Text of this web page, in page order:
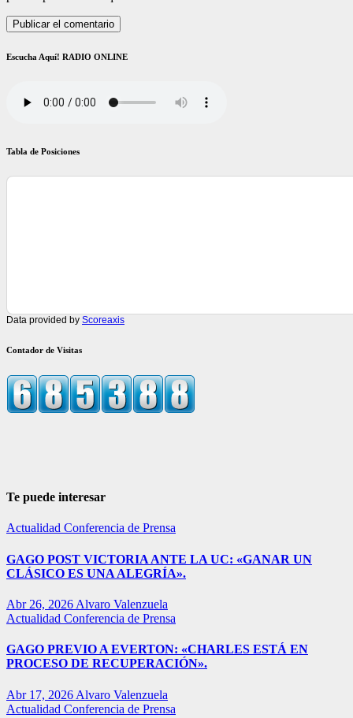
Escucha Aquí! RADIO ONLINE
Tabla de Posiciones
Data provided by Scoreaxis
Contador de Visitas
Te puede interesar
Actualidad Conferencia de Prensa
GAGO POST VICTORIA ANTE LA UC: «GANAR UN
CLÁSICO ES UNA ALEGRÍA».
Abr 26, 2026 Alvaro Valenzuela
Actualidad Conferencia de Prensa
GAGO PREVIO A EVERTON: «CHARLES ESTÁ EN
PROCESO DE RECUPERACIÓN».
Abr 17, 2026 Alvaro Valenzuela
Actualidad Conferencia de Prensa